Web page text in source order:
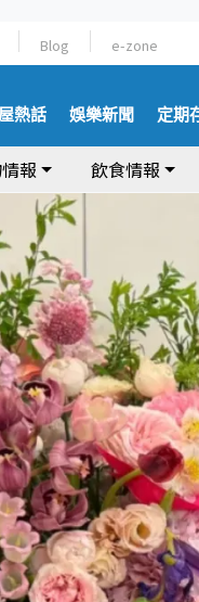
Blog e-zone
熱話 娛樂新聞 定期
報 飲食情報